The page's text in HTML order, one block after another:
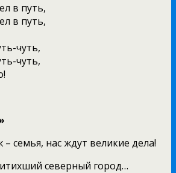
в путь,
в путь,
чуть,
чуть,
семья, нас ждут великие дела!
северный город…